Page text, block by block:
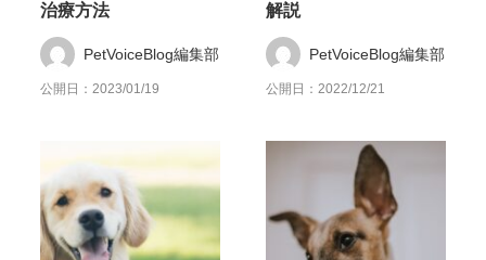
治療方法
PetVoiceBlog編集部
公開日：2023/01/19
解説
PetVoiceBlog編集部
公開日：2022/12/21